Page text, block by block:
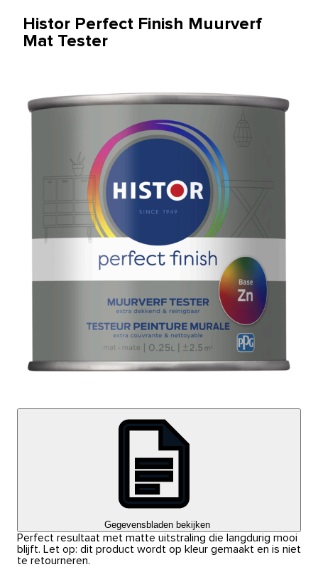
Histor Perfect Finish Muurverf
Mat Tester
Gegevensbladen bekijken
Perfect resultaat met matte uitstraling die langdurig mooi
blijft. Let op: dit product wordt op kleur gemaakt en is niet
te retourneren.